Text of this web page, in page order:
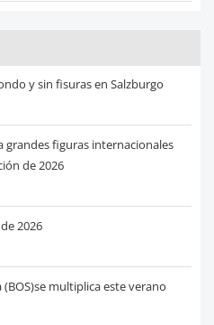
y sin fisuras en Salzburgo
grandes figuras internacionales
de 2026
2026
multiplica este verano